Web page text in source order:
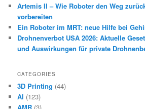
Artemis II – Wie Roboter den Weg
vorbereiten
Ein Roboter im MRT: neue Hilfe bei
Drohnenverbot USA 2026: Aktuelle
und Auswirkungen für private
CATEGORIES
3D Printing (44)
AI (123)
AMR (3)